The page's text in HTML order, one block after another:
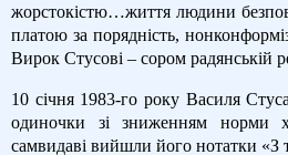
жорстокістю…життя людини
платою за порядність,
Вирок Стусові – сором радянській
10 січня 1983-го року Василя
одиночки зі зниженням норми
самвидаві вийшли його нотатки «З